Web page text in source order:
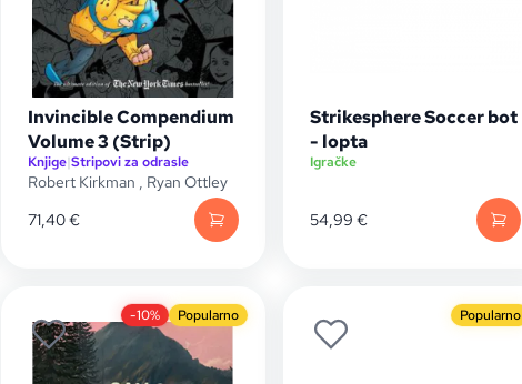
Invincible Compendium
Volume 3 (Strip)
Knjige|Stripovi za odrasle
Robert Kirkman , Ryan Ottley
71,40€
Strikesphere Soccer bot
- lopta
Igračke
54,99 €
-10% Popularno Popularno